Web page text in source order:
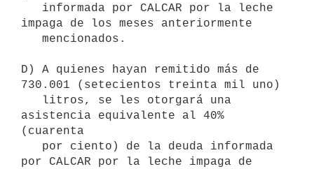
impaga de los meses anteriormente
D) A quienes hayan remitido más de
730.001 (setecientos treinta mil uno)
asistencia equivalente al 40%
(cuarenta
por CALCAR por la leche impaga de